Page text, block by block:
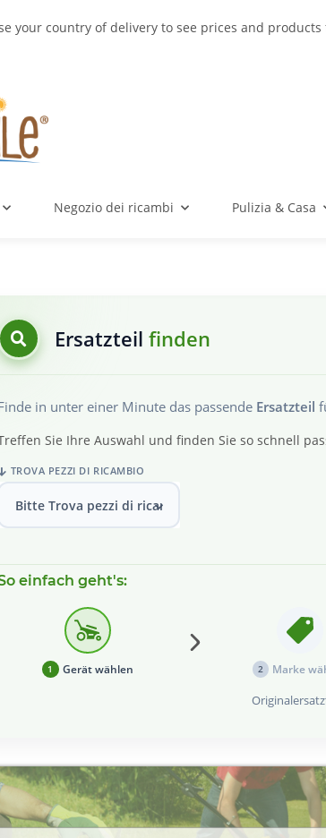
your country of delivery to see prices and
Negozio dei ricambi Pulizia & Casa
Ersatzteil finden
in unter einer Minute das passende Ersatzteil
Sie Ihre Auswahl und finden Sie so schnell
TROVA PEZZI DI RICAMBIO
Bitte Trova pezzi di ricambio wählen...
einfach geht's:
1 Gerät wählen 2 Marke